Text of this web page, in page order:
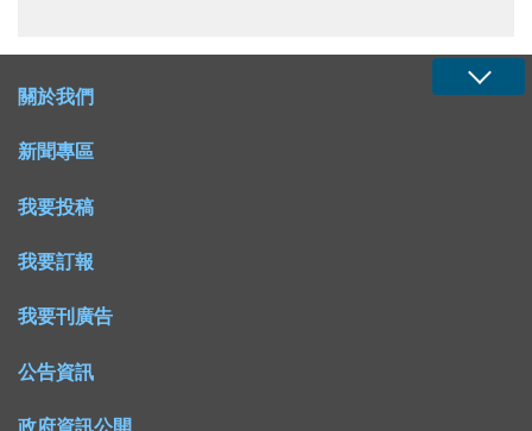
關於我們
新聞專區
我要投稿
我要訂報
我要刊廣告
公告資訊